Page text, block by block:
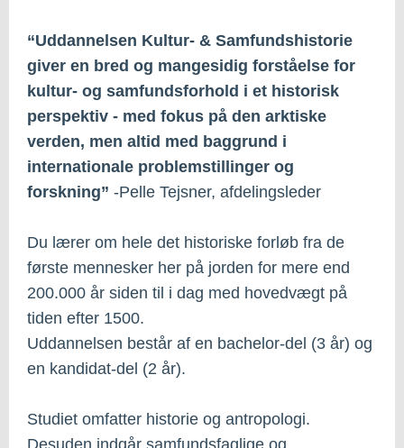
“Uddannelsen Kultur- & Samfundshistorie
giver en bred og mangesidig forståelse for
kultur- og samfundsforhold i et historisk
perspektiv - med fokus på den arktiske
verden, men altid med baggrund i
internationale problemstillinger og
forskning” -Pelle Tejsner, afdelingsleder
Du lærer om hele det historiske forløb fra de
første mennesker her på jorden for mere end
200.000 år siden til i dag med hovedvægt på
tiden efter 1500.
Uddannelsen består af en bachelor-del (3 år) og
en kandidat-del (2 år).
Studiet omfatter historie og antropologi.
Desuden indgår samfundsfaglige og